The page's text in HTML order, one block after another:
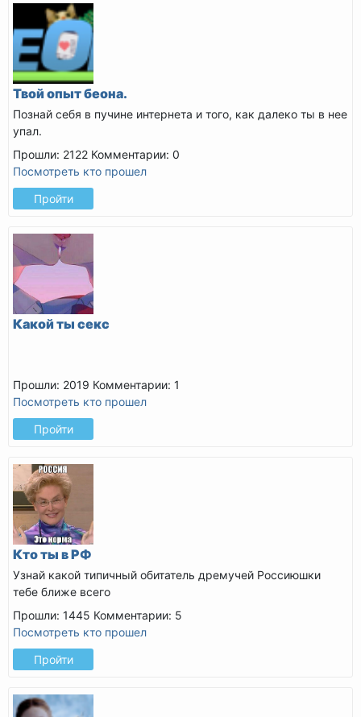
Твой опыт беона.
Познай себя в пучине интернета и того, как далеко ты в нее
упал.
Прошли: 2122 Комментарии: 0
Посмотреть кто прошел
Пройти
Какой ты секс
Прошли: 2019 Комментарии: 1
Посмотреть кто прошел
Пройти
Кто ты в РФ
Узнай какой типичный обитатель дремучей Россиюшки
тебе ближе всего
Прошли: 1445 Комментарии: 5
Посмотреть кто прошел
Пройти